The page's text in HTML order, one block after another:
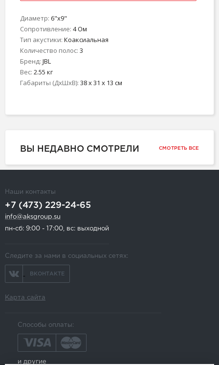
Диаметр: 6"х9"
Сопротивление: 4 Ом
Тип акустики: Коаксиальная
Количество полос: 3
Бренд: JBL
Вес: 2.55 кг
Габариты (ДхШхВ): 38 x 31 x 13 см
ВЫ НЕДАВНО СМОТРЕЛИ СМОТРЕТЬ ВСЕ
Наши контакты
+7 (473) 229-24-65
info@aksgroup.su
пн-сб: 9:00 - 17:00, вс: выходной
Следите за нами в социальных сетях:
ВКОНТАКТЕ
Карта сайта
Способы оплаты:
и другие